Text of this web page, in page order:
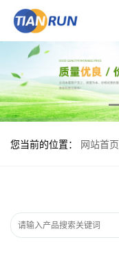
您当前的位置： 网站首页